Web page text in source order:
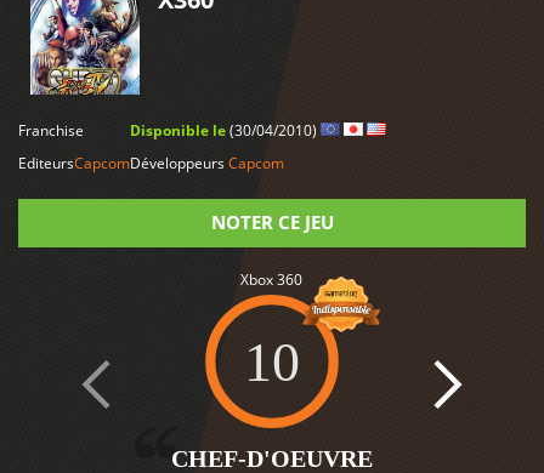
Franchise
EditeursCapcom
Disponible le(30/04/2010)
DéveloppeursCapcom
NOTER CE JEU
Xbox 360
10
CHEF-D'OEUVRE